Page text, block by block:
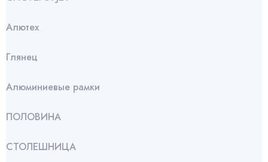
Алютех
Глянец
Алюминиевые рамки
ПОЛОВИНА
СТОЛЕШНИЦА